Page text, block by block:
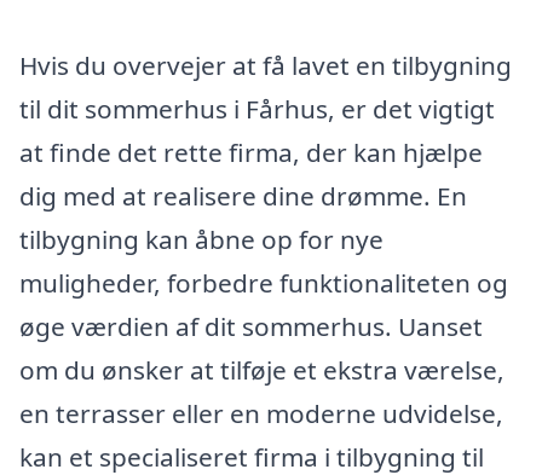
Hvis du overvejer at få lavet en tilbygning
til dit sommerhus i Fårhus, er det vigtigt
at finde det rette firma, der kan hjælpe
dig med at realisere dine drømme. En
tilbygning kan åbne op for nye
muligheder, forbedre funktionaliteten og
øge værdien af dit sommerhus. Uanset
om du ønsker at tilføje et ekstra værelse,
en terrasser eller en moderne udvidelse,
kan et specialiseret firma i tilbygning til